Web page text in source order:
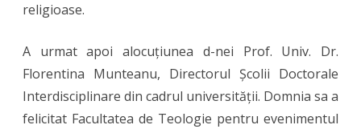
religioase.
A urmat apoi alocuțiunea d-nei Prof. Univ. Dr.
Florentina Munteanu, Directorul Școlii Doctorale
Interdisciplinare din cadrul universității. Domnia sa a
felicitat Facultatea de Teologie pentru evenimentul